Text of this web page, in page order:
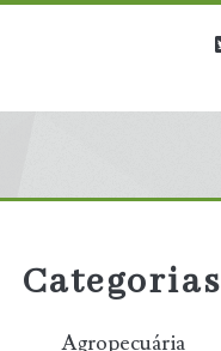
Sidebar
Categorias
Agropecuária